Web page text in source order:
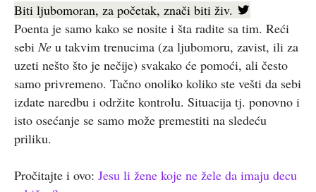
Biti ljubomoran, za početak, znači biti živ.
Poenta je samo kako se nosite i šta radite sa tim. Reći
sebiNe u takvim trenucima (za ljubomoru, zavist, ili za
uzeti nešto što je nečije) svakako će pomoći, ali često
samo privremeno. Tačno onoliko koliko ste vešti da sebi
izdate naredbu i održite kontrolu. Situacija tj. ponovno i
isto osećanje se samo može premestiti na sledeću
priliku.
Pročitajte i ovo: Jesu li žene koje ne žele da imaju decu